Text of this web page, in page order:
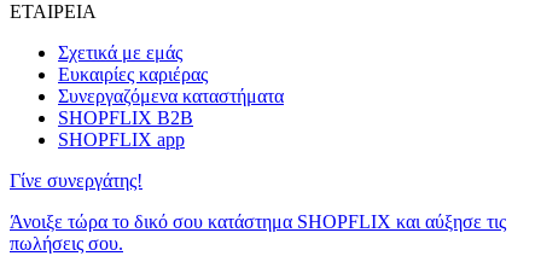
ΕΤΑΙΡΕΙΑ
Σχετικά με εμάς
Ευκαιρίες καριέρας
Συνεργαζόμενα καταστήματα
SHOPFLIX B2B
SHOPFLIX app
Γίνε συνεργάτης!
Άνοιξε τώρα το δικό σου κατάστημα SHOPFLIX και αύξησε τις
πωλήσεις σου.